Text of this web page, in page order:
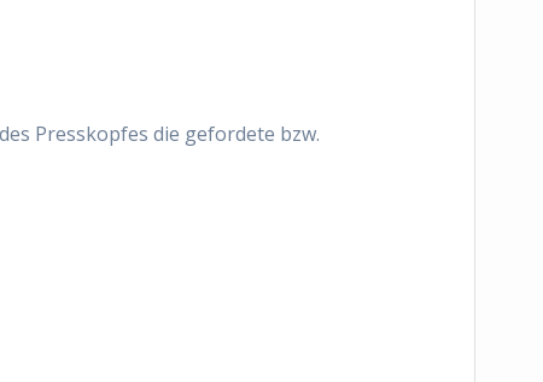
Presskopfes die gefordete bzw.